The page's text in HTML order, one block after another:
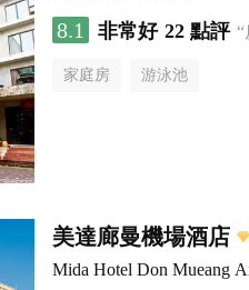
8.1 非常好 22 點評
家庭房 游泳池
美達廊曼機場酒店
Mida Hotel Don Mueang